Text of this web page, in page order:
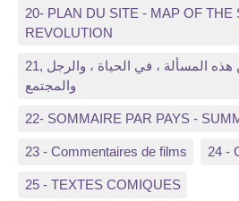
20- PLAN DU SITE - MAP OF THE
REVOLUTION
21, مواد والثورة : من هذه المسألة ، في الحياة ، والرجل
والمجتمع
22- SOMMAIRE PAR PAYS -
23 - Commentaires de films 24 -
25 - TEXTES COMIQUES